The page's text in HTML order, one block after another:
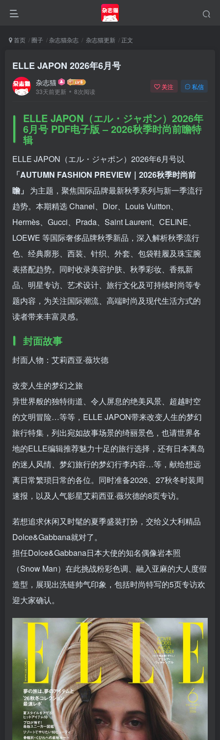
首页 圈子 杂志猫杂志 杂志猫更新 正文
ELLE JAPON 2026年6月号
杂志猫
33天前更新 8次阅读
关注 私信
ELLE JAPON（エル・ジャポン）2026年
6月号 PDF电子版 – 2026秋季时尚前瞻特
辑
ELLE JAPON（エル・ジャポン）2026年6月号以
「AUTUMN FASHION PREVIEW｜2026秋季时尚前
瞻」 为主题，聚焦国际品牌最新秋季系列与新一季流行
趋势。本期精选 Chanel、Dior、Louis Vuitton、
Hermès、Gucci、Prada、Saint Laurent、CELINE、
LOEWE 等国际奢侈品牌秋季新品，深入解析秋季流行
色、经典廓形、西装、针织、外套、包袋鞋履及珠宝腕
表搭配趋势。同时收录美容护肤、秋季彩妆、香氛新
品、明星专访、艺术设计、旅行文化及可持续时尚等专
题内容，为关注国际潮流、高端时尚及现代生活方式的
读者带来丰富灵感。
封面故事
封面人物：艾莉西亚‧薇坎德
改变人生的梦幻之旅
异世界般的独特街道、令人屏息的绝美风景、超越时空
的文明冒险…等等，ELLE JAPON带来改变人生的梦幻
旅行特集，列出宛如故事场景的绮丽景色，也请世界各
地的ELLE编辑推荐魅力十足的旅行选择，还有日本离岛
的迷人风情、梦幻旅行的梦幻行李内容…等，献给想远
离日常繁琐日常的各位。同时准备2026、27秋冬时装周
速报，以及人气影星艾莉西亚‧薇坎德的8页专访。
若想追求休闲又时髦的夏季盛装打扮，交给义大利精品
Dolce&Gabbana就对了。
担任Dolce&Gabbana日本大使的知名偶像岩本照
（Snow Man）在此挑战粉彩色调、融入亚麻的大人度假
造型，展现出洗链帅气印象，包括时尚特写的5页专访欢
迎大家确认。
登录
没有账号？立即注册
手机号或邮箱
记住登录 账号密码登录
登录